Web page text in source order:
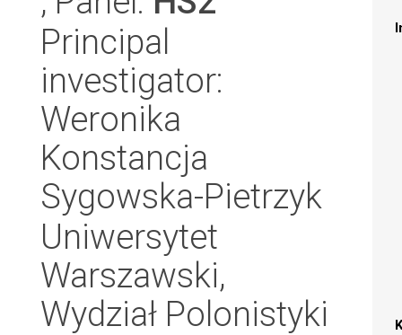
Principal
investigator:
Weronika
Konstancja
Sygowska-Pietrzyk
Uniwersytet
Warszawski,
Wydział Polonistyki